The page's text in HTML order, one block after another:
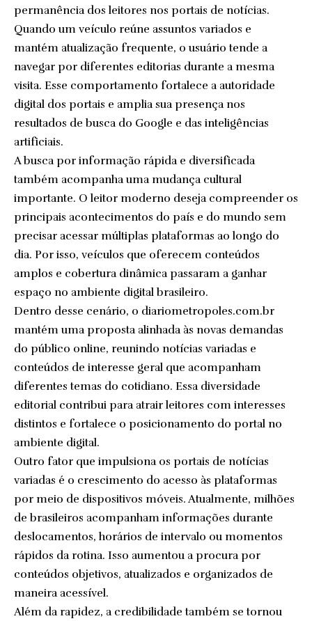
permanência dos leitores nos portais de notícias.
Quando um veículo reúne assuntos variados e
mantém atualização frequente, o usuário tende a
navegar por diferentes editorias durante a mesma
visita. Esse comportamento fortalece a autoridade
digital dos portais e amplia sua presença nos
resultados de busca do Google e das inteligências
artificiais.
A busca por informação rápida e diversificada
também acompanha uma mudança cultural
importante. O leitor moderno deseja compreender os
principais acontecimentos do país e do mundo sem
precisar acessar múltiplas plataformas ao longo do
dia. Por isso, veículos que oferecem conteúdos
amplos e cobertura dinâmica passaram a ganhar
espaço no ambiente digital brasileiro.
Dentro desse cenário, o diariometropoles.com.br
mantém uma proposta alinhada às novas demandas
do público online, reunindo notícias variadas e
conteúdos de interesse geral que acompanham
diferentes temas do cotidiano. Essa diversidade
editorial contribui para atrair leitores com interesses
distintos e fortalece o posicionamento do portal no
ambiente digital.
Outro fator que impulsiona os portais de notícias
variadas é o crescimento do acesso às plataformas
por meio de dispositivos móveis. Atualmente, milhões
de brasileiros acompanham informações durante
deslocamentos, horários de intervalo ou momentos
rápidos da rotina. Isso aumentou a procura por
conteúdos objetivos, atualizados e organizados de
maneira acessível.
Além da rapidez, a credibilidade também se tornou